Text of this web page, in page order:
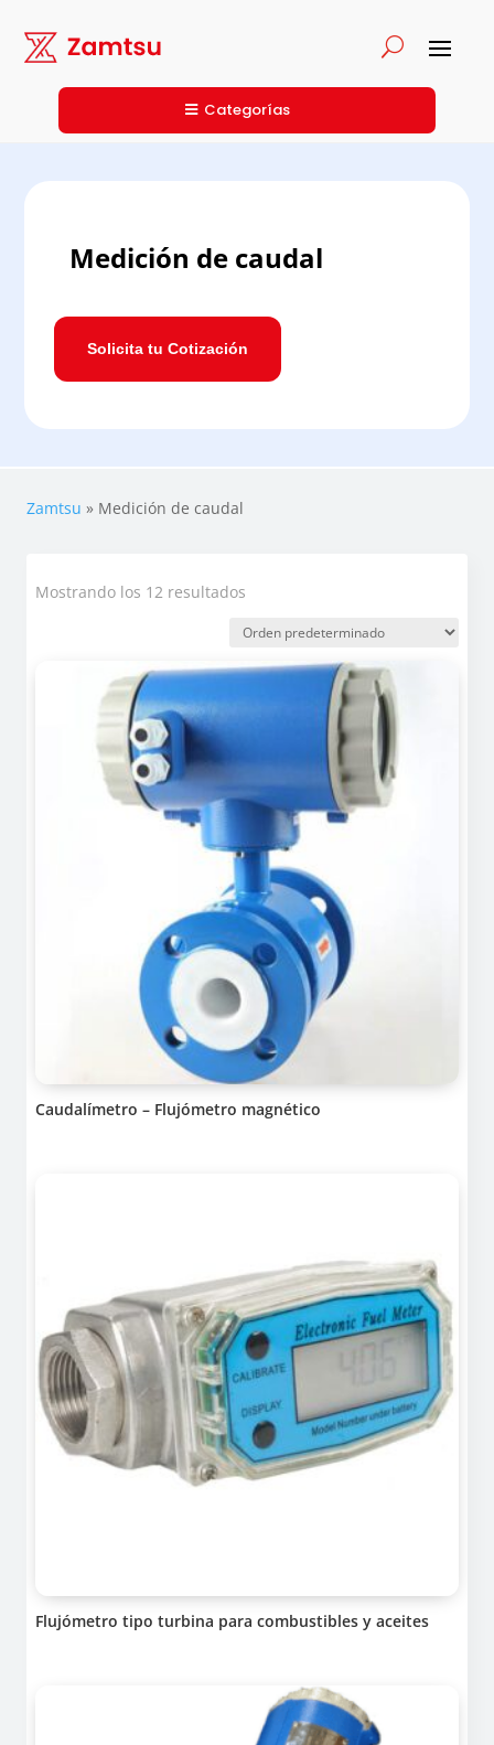
Categorías
Medición de caudal
Solicita tu Cotización
Zamtsu » Medición de caudal
Mostrando los 12 resultados
Caudalímetro – Flujómetro magnético
Flujómetro tipo turbina para combustibles y aceites